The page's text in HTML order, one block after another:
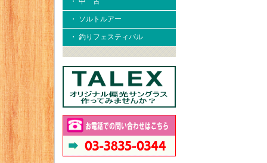
・ ソルトルアー
・ 釣りフェスティバル